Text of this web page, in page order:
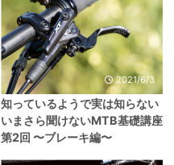
2021/6/3
知っているようで実は知らない
いまさら聞けないMTB基礎講座
第2回 〜ブレーキ編〜